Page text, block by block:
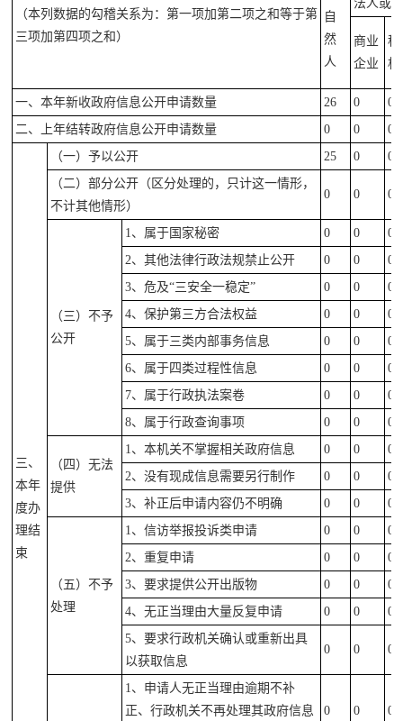
（本列数据的勾稽关系为：第一项加第二项之和等于第
三项加第四项之和）
自
然
人
法人或
商业
企业
科
机
一、本年新收政府信息公开申请数量 26 0
0
二、上年结转政府信息公开申请数量
0 0 0
三、
本年
度办
理结
束
（一）予以公开 25 0
0
（二）部分公开（区分处理的，只计这一情形，
不计其他情形）
0 0 0
（三）不予
公开
1、属于国家秘密 0 0
0
2、其他法律行政法规禁止公开
0 0
0
3、危及“三安全一稳定”
0 0
0
4、保护第三方合法权益
0 0
0
5、属于三类内部事务信息
0 0
0
6、属于四类过程性信息
0 0
0
7、属于行政执法案卷
0 0
0
8、属于行政查询事项
0 0 0
（四）无法
提供
1、本机关不掌握相关政府信息 0 0
0
2、没有现成信息需要另行制作
0 0
0
3、补正后申请内容仍不明确
0 0 0
（五）不予
处理
1、信访举报投诉类申请 0 0
0
2、重复申请
0 0
0
3、要求提供公开出版物
0 0
0
4、无正当理由大量反复申请
0 0
0
5、要求行政机关确认或重新出具
以获取信息
0 0 0
1、申请人无正当理由逾期不补
正、行政机关不再处理其政府信息
0 0 0